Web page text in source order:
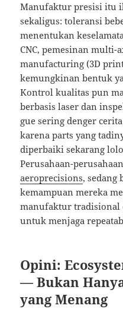
Manufaktur presisi itu
sekaligus: toleransi
menentukan
CNC, pemesinan multi-
manufacturing (3D
kemungkinan bentuk
Kontrol kualitas pun
berbasis laser dan
gue sering denger
karena parts yang
diperbaiki sekarang
Perusahaan-
aeroprecisions, sedang
kemampuan mereka
manufaktur tradisional
untuk menjaga
Opini:
— Bukan
yang Menang